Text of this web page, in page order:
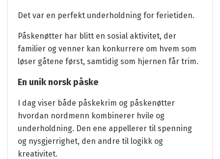
Det var en perfekt underholdning for ferietiden.
Påskenøtter har blitt en sosial aktivitet, der
familier og venner kan konkurrere om hvem som
løser gåtene først, samtidig som hjernen får trim.
En unik norsk påske
I dag viser både påskekrim og påskenøtter
hvordan nordmenn kombinerer hvile og
underholdning. Den ene appellerer til spenning
og nysgjerrighet, den andre til logikk og
kreativitet.